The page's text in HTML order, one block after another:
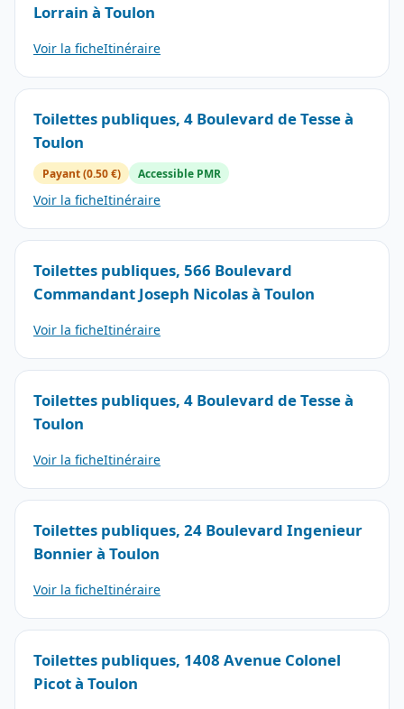
Lorrain à Toulon
Voir la ficheItinéraire
Toilettes publiques, 4 Boulevard de Tesse à
Toulon
Payant (0.50 €) Accessible PMR
Voir la ficheItinéraire
Toilettes publiques, 566 Boulevard
Commandant Joseph Nicolas à Toulon
Voir la ficheItinéraire
Toilettes publiques, 4 Boulevard de Tesse à
Toulon
Voir la ficheItinéraire
Toilettes publiques, 24 Boulevard Ingenieur
Bonnier à Toulon
Voir la ficheItinéraire
Toilettes publiques, 1408 Avenue Colonel
Picot à Toulon